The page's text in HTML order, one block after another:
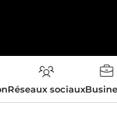
Réseaux sociaux